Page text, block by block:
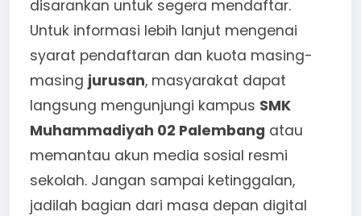
disarankan untuk segera mendaftar.
Untuk informasi lebih lanjut mengenai
syarat pendaftaran dan kuota masing-
masing jurusan, masyarakat dapat
langsung mengunjungi kampus SMK
Muhammadiyah 02 Palembang atau
memantau akun media sosial resmi
sekolah. Jangan sampai ketinggalan,
jadilah bagian dari masa depan digital